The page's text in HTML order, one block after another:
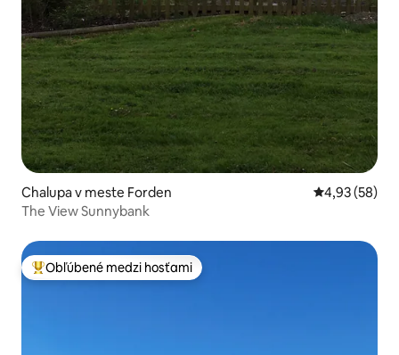
Chalupa v meste Forden Priemerné
4,93 (58)
The View Sunnybank
Najobľúbenejšie medzi hosťami
Obľúbené medzi hosťami